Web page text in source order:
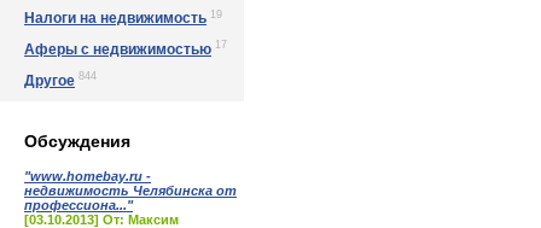
Налоги на недвижимость 19
Аферы с недвижимостью 17
Другое 844
Обсуждения
"www.homebay.ru -
недвижимость Челябинска от
профессиона..."
[03.10.2013] От: Максим